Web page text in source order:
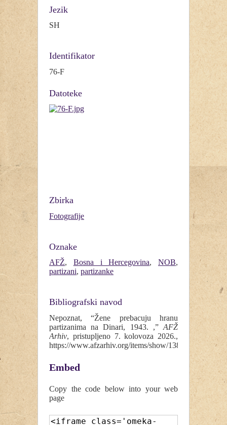
Jezik
SH
Identifikator
76-F
Datoteke
Zbirka
Fotografije
Oznake
AFŽ, Bosna i Hercegovina, NOB,
partizani, partizanke
Bibliografski navod
Nepoznat, “Žene prebacuju hranu
partizanima na Dinari, 1943. ,” AFŽ
Arhiv, pristupljeno 7. kolovoza 2026.,
https://www.afzarhiv.org/items/show/138
Embed
Copy the code below into your web
page